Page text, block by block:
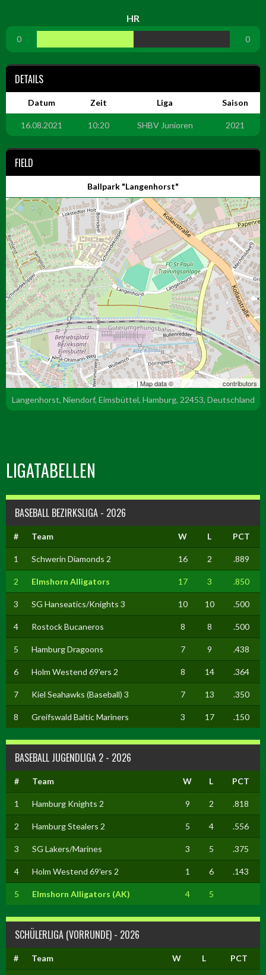
HR
0 0
DETAILS
Datum Zeit Liga Saison
16.08.2021 10:20 SHBV Junioren 2021
FIELD
Ballpark "Langenhorst"
Leaflet | Map data © OpenStreetMapcontributors
Langenhorst, Niendorf, Eimsbüttel, Hamburg, 22453, Deutschland
LIGATABELLEN
BASEBALL BEZIRKSLIGA - 2026
# Team W L PCT
1 Schwerin Diamonds 2 16 2 .889
2 Elmshorn Alligators 17 3 .850
3 SG Hanseatics/Knights 3 10 10 .500
4 Rostock Bucaneros 8 8 .500
5 Hamburg Dragoons 7 9 .438
6 Holm Westend 69'ers 2 8 14 .364
7 Kiel Seahawks (Baseball) 3 7 13 .350
8 Greifswald Baltic Mariners 3 17 .150
BASEBALL JUGENDLIGA 2 - 2026
# Team W L PCT
1 Hamburg Knights 2 9 2 .818
2 Hamburg Stealers 2 5 4 .556
3 SG Lakers/Marines 3 5 .375
4 Holm Westend 69'ers 2 1 6 .143
5 Elmshorn Alligators (AK) 4 5
SCHÜLERLIGA (VORRUNDE) - 2026
# Team W L PCT